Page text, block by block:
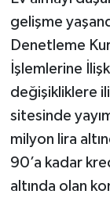
gelişme
Denetleme
İşlemlerine
değişikliklere
sitesinde
milyon lira
90’a kadar
altında olan